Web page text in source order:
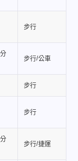
步行
步行/公車
步行
步行
步行/捷運